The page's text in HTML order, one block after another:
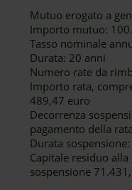
Mutuo erogato a
Importo mutuo:
Tasso nominale
Durata: 20 anni
Numero rate da
Importo rata,
489,47 euro
Decorrenza
pagamento della
Durata
Capitale residuo
sospensione